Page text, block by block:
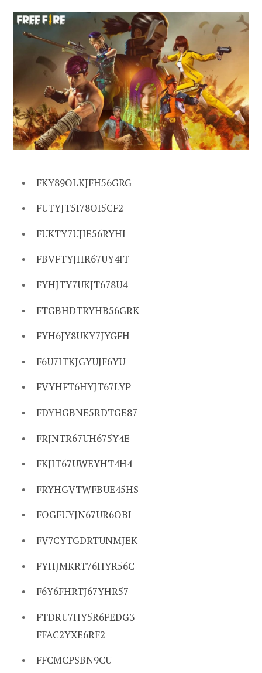
FKY89OLKJFH56GRG
FUTYJT5I78OI5CF2
FUKTY7UJIE56RYHI
FBVFTYJHR67UY4IT
FYHJTY7UKJT678U4
FTGBHDTRYHB56GRK
FYH6JY8UKY7JYGFH
F6U7ITKJGYUJF6YU
FVYHFT6HYJT67LYP
FDYHGBNE5RDTGE87
FRJNTR67UH675Y4E
FKJIT67UWEYHT4H4
FRYHGVTWFBUE45HS
FOGFUYJN67UR6OBI
FV7CYTGDRTUNMJEK
FYHJMKRT76HYR56C
F6Y6FHRTJ67YHR57
FTDRU7HY5R6FEDG3
FFAC2YXE6RF2
FFCMCPSBN9CU